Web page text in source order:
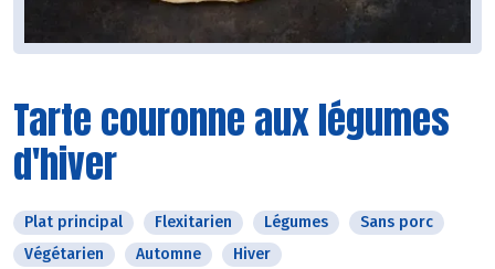
Tarte couronne aux légumes
d'hiver
Plat principal Flexitarien Légumes
Sans porc
Végétarien
Automne Hiver